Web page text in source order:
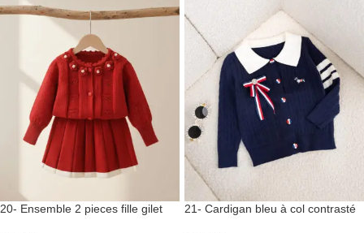
20- Ensemble 2 pieces fille gilet
21- Cardigan bleu à col contrasté